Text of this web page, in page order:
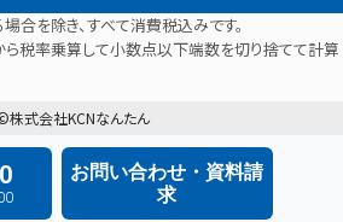
を除き、すべて消費税込みです。
税率乗算して小数点以下端数を切り捨てて計算
株式会社KCNなんたん
お問い合わせ・資料請
求